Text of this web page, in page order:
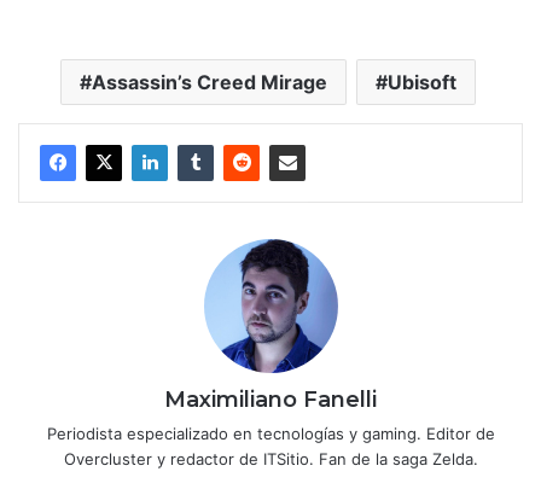
Assassin’s Creed Mirage Ubisoft
Maximiliano Fanelli
Periodista especializado en tecnologías y gaming. Editor de
Overcluster y redactor de ITSitio. Fan de la saga Zelda.